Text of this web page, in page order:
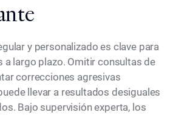
y personalizado es clave para
a largo plazo. Omitir consultas de
correcciones agresivas
llevar a resultados desiguales
Bajo supervisión experta, los